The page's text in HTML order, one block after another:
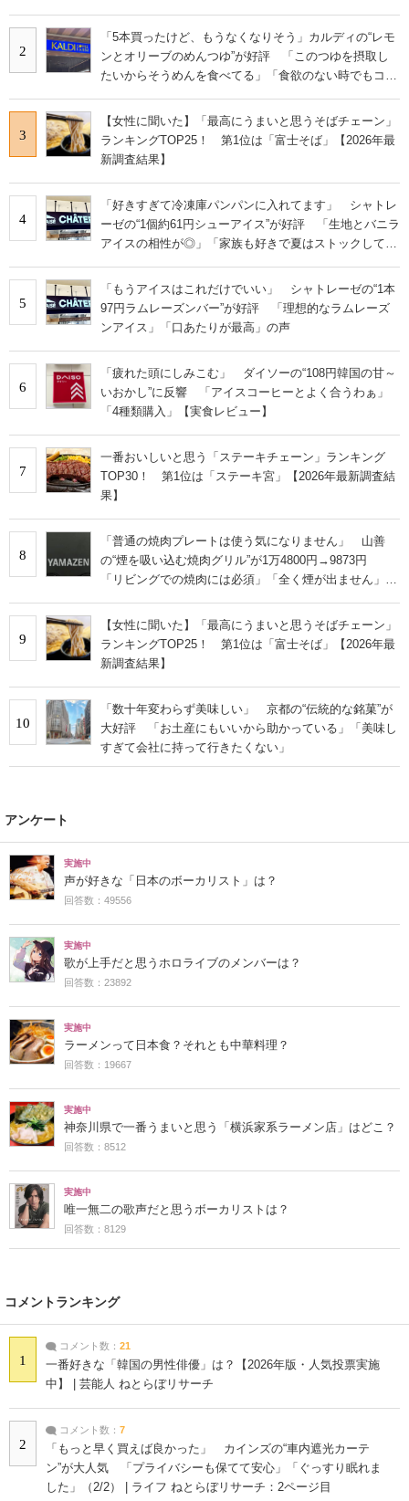
2
「5本買ったけど、もうなくなりそう」カルディの“レモ
ンとオリーブのめんつゆ”が好評 「このつゆを摂取し
たいからそうめんを食べてる」「食欲のない時でもコレ
3
【女性に聞いた】「最高にうまいと思うそばチェーン」
ランキングTOP25！ 第1位は「富士そば」【2026年最
新調査結果】
4
「好きすぎて冷凍庫パンパンに入れてます」 シャトレ
ーゼの“1個約61円シューアイス”が好評 「生地とバニラ
アイスの相性が◎」「家族も好きで夏はストックして
5
「もうアイスはこれだけでいい」 シャトレーゼの“1本
97円ラムレーズンバー”が好評 「理想的なラムレーズ
ンアイス」「口あたりが最高」の声
6
「疲れた頭にしみこむ」 ダイソーの“108円韓国の甘～
いおかし”に反響 「アイスコーヒーとよく合うわぁ」
「4種類購入」【実食レビュー】
7
一番おいしいと思う「ステーキチェーン」ランキング
TOP30！ 第1位は「ステーキ宮」【2026年最新調査結
果】
8
「普通の焼肉プレートは使う気になりません」 山善
の“煙を吸い込む焼肉グリル”が1万4800円→9873円
「リビングでの焼肉には必須」「全く煙が出ません」と
9
【女性に聞いた】「最高にうまいと思うそばチェーン」
ランキングTOP25！ 第1位は「富士そば」【2026年最
新調査結果】
10
「数十年変わらず美味しい」 京都の“伝統的な銘菓”が
大好評 「お土産にもいいから助かっている」「美味し
すぎて会社に持って行きたくない」
アンケート
実施中
声が好きな「日本のボーカリスト」は？
回答数：49556
実施中
歌が上手だと思うホロライブのメンバーは？
回答数：23892
実施中
ラーメンって日本食？それとも中華料理？
回答数：19667
実施中
神奈川県で一番うまいと思う「横浜家系ラーメン店」はどこ？
回答数：8512
実施中
唯一無二の歌声だと思うボーカリストは？
回答数：8129
コメントランキング
1
コメント数： 21
一番好きな「韓国の男性俳優」は？【2026年版・人気投票実施
中】 | 芸能人 ねとらぼリサーチ
2
コメント数： 7
「もっと早く買えば良かった」 カインズの“車内遮光カーテ
ン”が大人気 「プライバシーも保てて安心」「ぐっすり眠れま
した」（2/2） | ライフ ねとらぼリサーチ：2ページ目